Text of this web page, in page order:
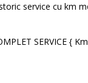
service cu km
SERVICE {